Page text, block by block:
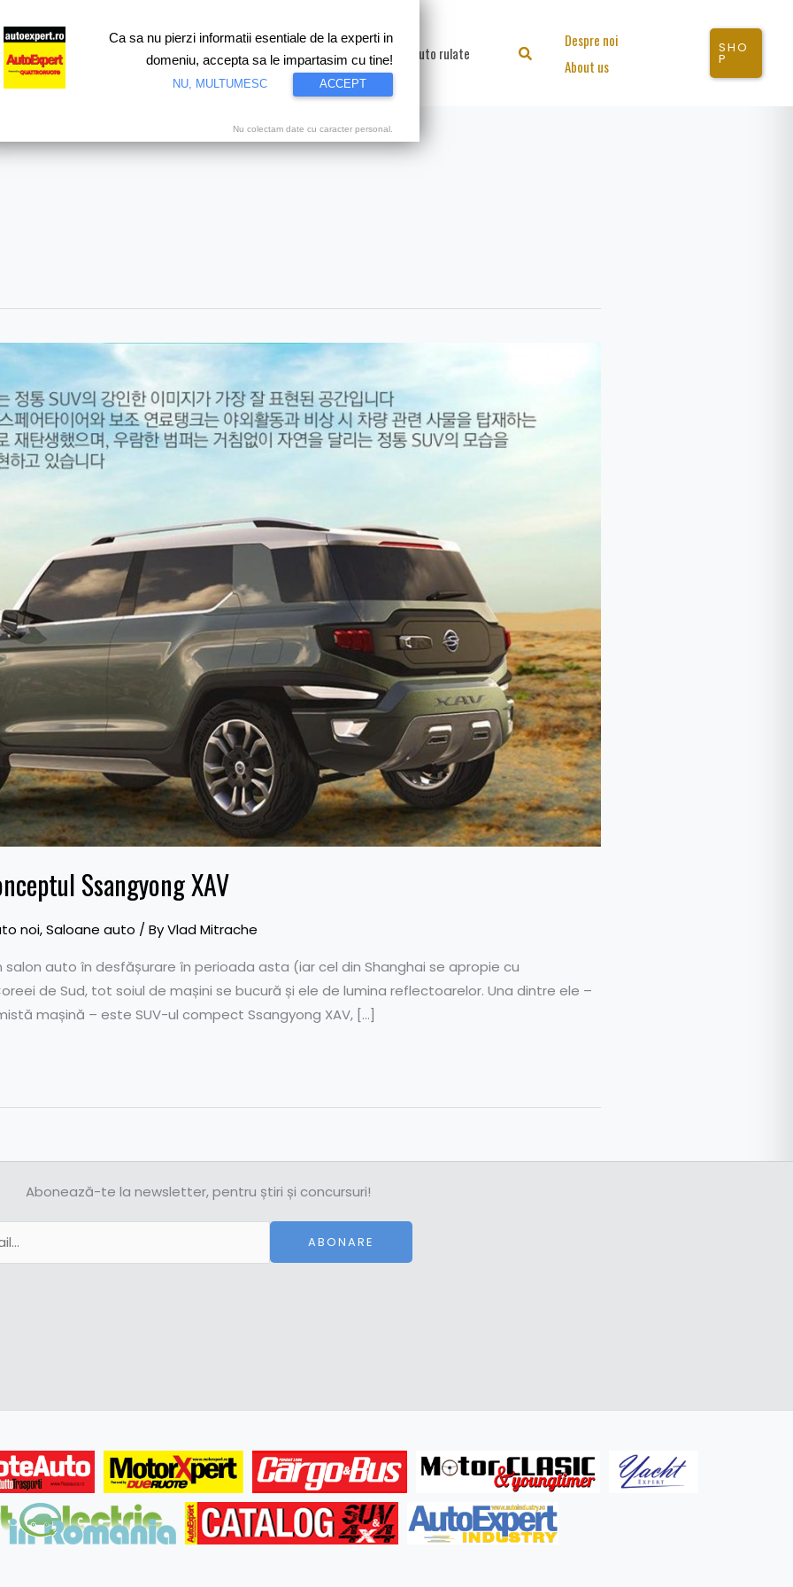
Test drive Motorsport Proiecte speciale Video Auto rulate Search
Despre noi
About us
SHO
P
Ssangyong XAV
noi,Saloane auto / ByVlad Mitrache
salon auto în desfășurare în perioada asta (iar cel din Shanghai se apropie cu
de Sud, tot soiul de mașini se bucură și ele de lumina reflectoarelor. Una dintre ele –
mașină – este SUV-ul compect Ssangyong XAV, […]
Abonează-te la newsletter, pentru știri și concursuri!
ABONARE
Ca sa nu pierzi informatii esentiale de la experti in
domeniu, accepta sa le impartasim cu tine!
NU, MULTUMESC ACCEPT
Nu colectam date cu caracter personal.